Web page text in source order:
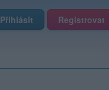
Přihlásit Registrovat